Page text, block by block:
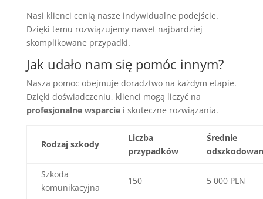
Nasi klienci cenią nasze indywidualne podejście.
Dzięki temu rozwiązujemy nawet najbardziej
skomplikowane przypadki.
Jak udało nam się pomóc innym?
Nasza pomoc obejmuje doradztwo na każdym etapie.
Dzięki doświadczeniu, klienci mogą liczyć na
profesjonalne wsparciei skuteczne rozwiązania.
Rodzaj szkody
Liczba
przypadków
Średnie
Szkoda
komunikacyjna
150 5 000 PLN